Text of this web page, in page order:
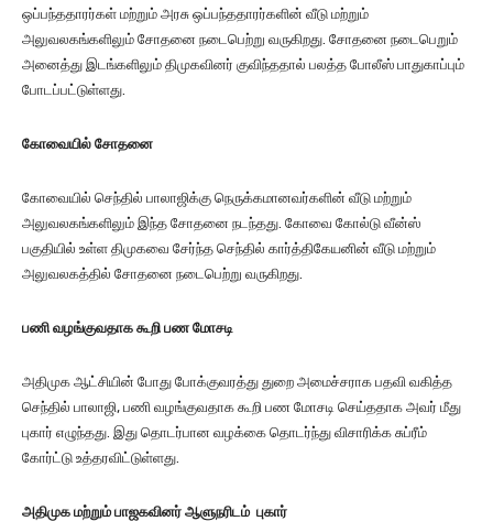
ஒப்பந்ததாரர்கள் மற்றும் அரசு ஒப்பந்ததாரர்களின் வீடு மற்றும்
அலுவலகங்களிலும் சோதனை நடைபெற்று வருகிறது. சோதனை நடைபெறும்
அனைத்து இடங்களிலும் திமுகவினர் குவிந்ததால் பலத்த போலீஸ் பாதுகாப்பும்
போடப்பட்டுள்ளது.
கோவையில் சோதனை
கோவையில் செந்தில் பாலாஜிக்கு நெருக்கமானவர்களின் வீடு மற்றும்
அலுவலகங்களிலும் இந்த சோதனை நடந்தது. கோவை கோல்டு வீன்ஸ்
பகுதியில் உள்ள திமுகவை சேர்ந்த செந்தில் கார்த்திகேயனின் வீடு மற்றும்
அலுவலகத்தில் சோதனை நடைபெற்று வருகிறது.
பணி வழங்குவதாக கூறி பண மோசடி
அதிமுக ஆட்சியின் போது போக்குவரத்து துறை அமைச்சராக பதவி வகித்த
செந்தில் பாலாஜி, பணி வழங்குவதாக கூறி பண மோசடி செய்ததாக அவர் மீது
புகார் எழுந்தது. இது தொடர்பான வழக்கை தொடர்ந்து விசாரிக்க சுப்ரீம்
கோர்ட்டு உத்தரவிட்டுள்ளது.
அதிமுக மற்றும் பாஜகவினர் ஆளுநரிடம் புகார்